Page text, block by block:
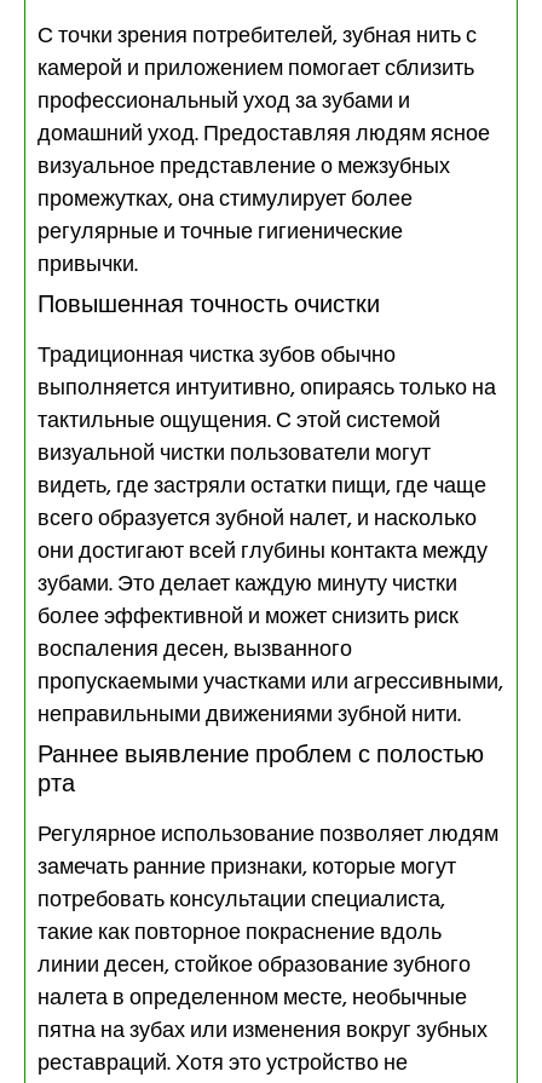
С точки зрения потребителей, зубная нить с
камерой и приложением помогает сблизить
профессиональный уход за зубами и
домашний уход. Предоставляя людям ясное
визуальное представление о межзубных
промежутках, она стимулирует более
регулярные и точные гигиенические
привычки.
Повышенная точность очистки
Традиционная чистка зубов обычно
выполняется интуитивно, опираясь только на
тактильные ощущения. С этой системой
визуальной чистки пользователи могут
видеть, где застряли остатки пищи, где чаще
всего образуется зубной налет, и насколько
они достигают всей глубины контакта между
зубами. Это делает каждую минуту чистки
более эффективной и может снизить риск
воспаления десен, вызванного
пропускаемыми участками или агрессивными,
неправильными движениями зубной нити.
Раннее выявление проблем с полостью
рта
Регулярное использование позволяет людям
замечать ранние признаки, которые могут
потребовать консультации специалиста,
такие как повторное покраснение вдоль
линии десен, стойкое образование зубного
налета в определенном месте, необычные
пятна на зубах или изменения вокруг зубных
реставраций. Хотя это устройство не